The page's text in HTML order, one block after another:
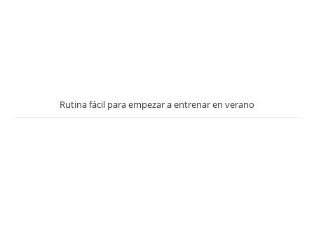
Rutina fácil para empezar a entrenar en verano